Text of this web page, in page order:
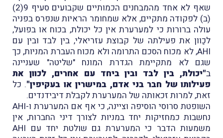
שאף לא אחד מהמבחנים הכמותיים שקבועים סעיף 9(2)
(ב) לפקודה מתקיים, אלא שמחומר הראיות שנפרס בפניה
עולה ברורות כי למערערת אין כל יכולת, בכוח או בפועל,
לכַוון את פעילתה של קבוצת עזריאלי, בין לבד ובין עם
AHI, לא מכוח הסכם התרומה ולא מכוח העברת המניות, כך
שגם לא מתקיימת הגדרת המונח "שליטה" שעניינה
ב"יכולת, בין לבד ובין ביחד עם אחרים, לכוון את
פעילותו של חבר בני אדם, במישרין או בעקיפין". כל
זאת, למרות זכאותה של המערערת לקבלת דיבידנדים.
השופטת סרוסי הוסיפה וציינה, כי אף אם המערערת ו-AHI
נחשבות כמחזיקות יחד במניות לצורך דיני החברות, אין
משמעות הדבר כי המערערת גם שולטת יחד עם AHI